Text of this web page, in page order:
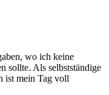
wo ich keine
sollte. Als selbstständige
ist mein Tag voll